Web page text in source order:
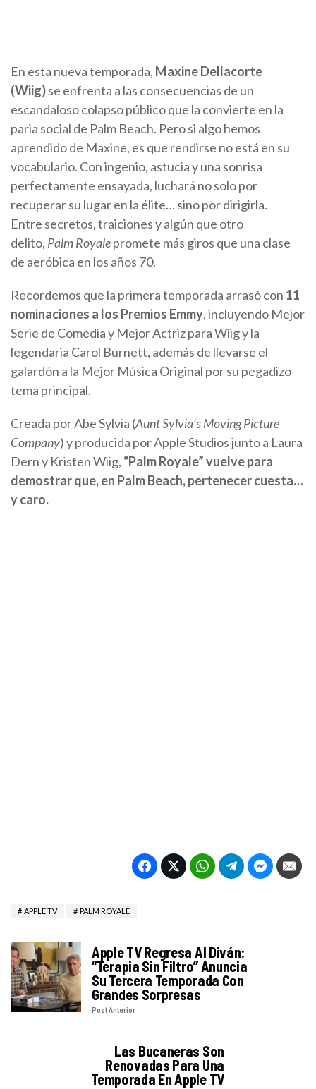
En esta nueva temporada, Maxine Dellacorte
(Wiig)se enfrenta a las consecuencias de un
escandaloso colapso público que la convierte en la
paria social de Palm Beach. Pero si algo hemos
aprendido de Maxine, es que rendirse no está en su
vocabulario. Con ingenio, astucia y una sonrisa
perfectamente ensayada, luchará no solo por
recuperar su lugar en la élite… sino por dirigirla.
Entre secretos, traiciones y algún que otro
delito, Palm Royalepromete más giros que una clase
de aeróbica en los años 70.
Recordemos que la primera temporada arrasó con 11
nominaciones a los Premios Emmy, incluyendo Mejor
Serie de Comedia y Mejor Actriz para Wiig y la
legendaria Carol Burnett, además de llevarse el
galardón a la Mejor Música Original por su pegadizo
tema principal.
Creada por Abe Sylvia (Aunt Sylvia’s Moving Picture
Company) y producida por Apple Studios junto a Laura
Dern y Kristen Wiig, “Palm Royale” vuelve para
demostrar que, en Palm Beach, pertenecer cuesta…
y caro.
APPLE TV PALM ROYALE
Apple TV Regresa Al Diván:
“Terapia Sin Filtro” Anuncia
Su Tercera Temporada Con
Grandes Sorpresas
Post Anterior
Las Bucaneras Son
Renovadas Para Una
Temporada En Apple TV